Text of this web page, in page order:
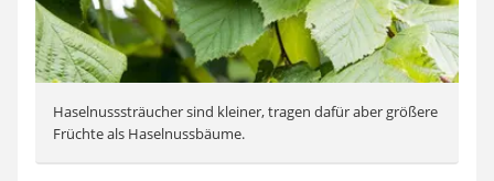
Haselnusssträucher sind kleiner, tragen dafür aber größere
Früchte als Haselnussbäume.